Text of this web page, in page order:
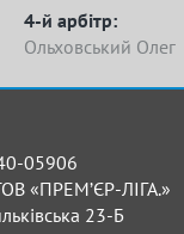
4-й арбітр:
Ольховський Олег
05906
«ПРЕМ’ЄР-ЛІГА.»
23-Б